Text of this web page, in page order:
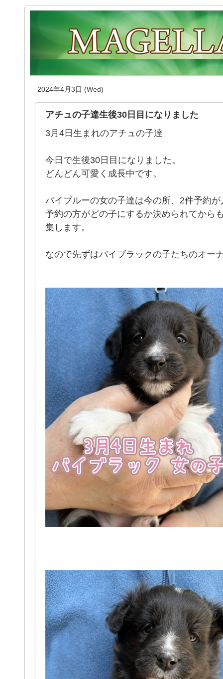
2024年4月3日 (Wed)
アチュの子達生後30日目になりました
3月4日生まれのアチュの子達
今日で生後30日目になりました。
どんどん可愛く成長中です。
バイブルーの女の子達は今の所、2件予約
予約の方がどの子にするか決められてから
集します。
なので先ずはバイブラックの子たちのオー